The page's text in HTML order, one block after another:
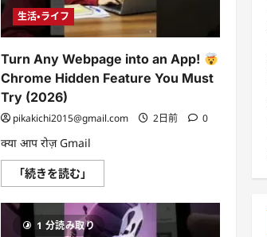
に
読
む
生活・ライフ
Turn Any Webpage into an App!
Chrome Hidden Feature You Must
Try (2026)
pikakichi2015@gmail.com 2日前 0
क्या आप रोज़ Gmail
「続きを読む」
Any
into
an
App!
1 分読み取り